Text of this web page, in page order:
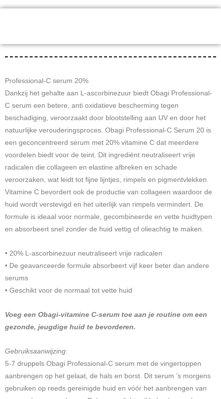
Professional-C serum 20%
Dankzij het gehalte aan L-ascorbinezuur biedt Obagi Professional-
C serum een betere, anti oxidatieve bescherming tegen
beschadiging, veroorzaakt door blootstelling aan UV en door het
natuurlijke verouderingsproces. Obagi Professional-C Serum 20 is
een geconcentreerd serum met 20% vitamine C dat meerdere
voordelen biedt voor de teint. Dit ingrediënt neutraliseert vrije
radicalen die collageen en elastine afbreken en schade
veroorzaken, wat leidt tot fijne lijntjes, rimpels en pigmentvlekken.
Vitamine C bevordert ook de productie van collageen waardoor de
huid wordt verstevigd en het uiterlijk van rimpels vermindert. De
formule is ideaal voor normale, gecombineerde en vette huidtypen
en absorbeert snel zonder de huid vettig of olieachtig te maken.
• 20% L-ascorbinezuur neutraliseert vrije radicalen
• De geavanceerde formule absorbeert vijf keer beter dan andere
serums
• Geschikt voor de normaal tot vette huid
Voeg een Obagi-vitamine C-serum toe aan je routine om een
gezonde, jeugdige huid te bevorderen.
Gebruiksaanwijzing:
5-7 druppels Obagi Professional-C serum met de vingertoppen
aanbrengen op het gelaat, de hals en borst. Dit serum ’s morgens
gebruiken op reeds gereinigde huid en vóór het aanbrengen van